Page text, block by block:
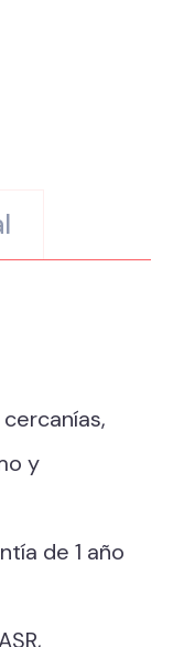
y
de 1 año